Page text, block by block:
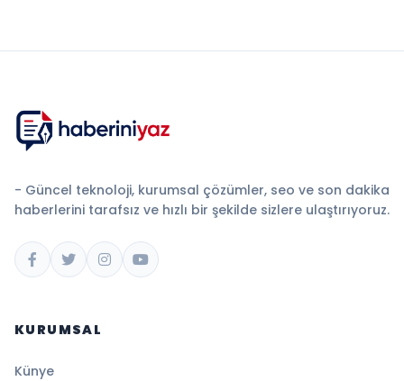
- Güncel teknoloji, kurumsal çözümler, seo ve son dakika
haberlerini tarafsız ve hızlı bir şekilde sizlere ulaştırıyoruz.
KURUMSAL
Künye